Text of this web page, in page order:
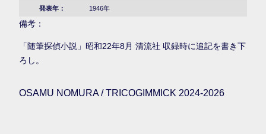
発表年： 1946年
備考：
「随筆探偵小説」昭和22年8月 清流社 収録時に追記を書き下
ろし。
OSAMU NOMURA / TRICOGIMMICK 2024-2026